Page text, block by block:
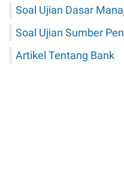
Soal Ujian Dasar
Soal Ujian Sumber
Artikel Tentang Bank